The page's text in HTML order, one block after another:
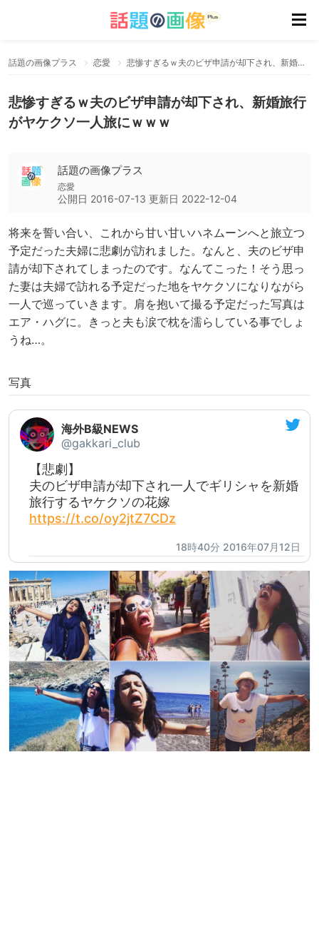
話題の画像プラス 恋愛 悲惨すぎるｗ夫のビザ申請が却下され、新婚旅行がヤケクソ一人旅にｗｗｗ
悲惨すぎるｗ夫のビザ申請が却下され、新婚旅行
がヤケクソ一人旅にｗｗｗ
話題の画像プラス
恋愛
公開日 2016-07-13 更新日 2022-12-04
将来を誓い合い、これから甘い甘いハネムーンへと旅立つ
予定だった夫婦に悲劇が訪れました。なんと、夫のビザ申
請が却下されてしまったのです。なんてこった！そう思っ
た妻は夫婦で訪れる予定だった地をヤケクソになりながら
一人で巡っていきます。肩を抱いて撮る予定だった写真は
エア・ハグに。きっと夫も涙で枕を濡らしている事でしょ
うね…。
写真
海外B級NEWS
@gakkari_club
【悲劇】
夫のビザ申請が却下され一人でギリシャを新婚
旅行するヤケクソの花嫁
https://t.co/oy2jtZ7CDz
18時40分 2016年07月12日